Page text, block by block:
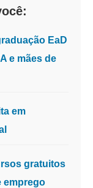
EaD
e mães de
em
gratuitos
emprego